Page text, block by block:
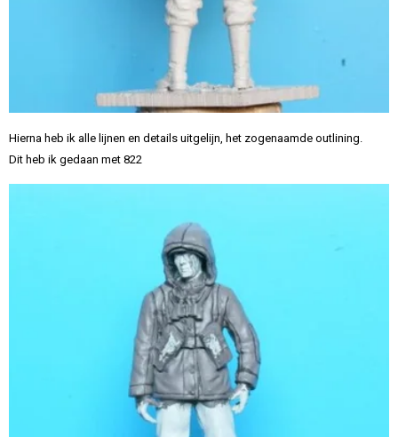
Hierna heb ik alle lijnen en details uitgelijn, het zogenaamde outlining.
Dit heb ik gedaan met 822